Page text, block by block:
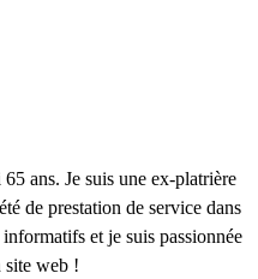
ans. Je suis une ex-platrière
de prestation de service dans
et je suis passionnée
site web !